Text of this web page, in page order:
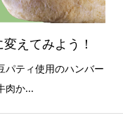
えてみよう！
パティ使用のハンバー
肉か...